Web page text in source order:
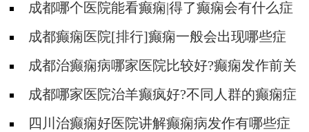
成都哪个医院能看癫痫|得了癫痫会有什么症
状?成都癫痫医院[排行]癫痫一般会出现哪些症
状?成都治癫痫病哪家医院比较好?癫痫发作前关
节会痛吗?
成都哪家医院治羊癫疯好?不同人群的癫痫症
状有哪些?
四川治癫痫好医院讲解癫痫病发作有哪些症